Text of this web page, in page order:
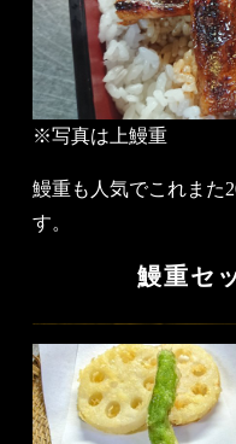
※写真は上鰻重
鰻重も人気でこれまた
す。
鰻重セ